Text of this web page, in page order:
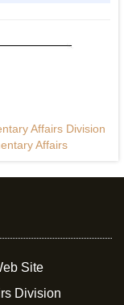
Affairs Division
Affairs
Site
Division